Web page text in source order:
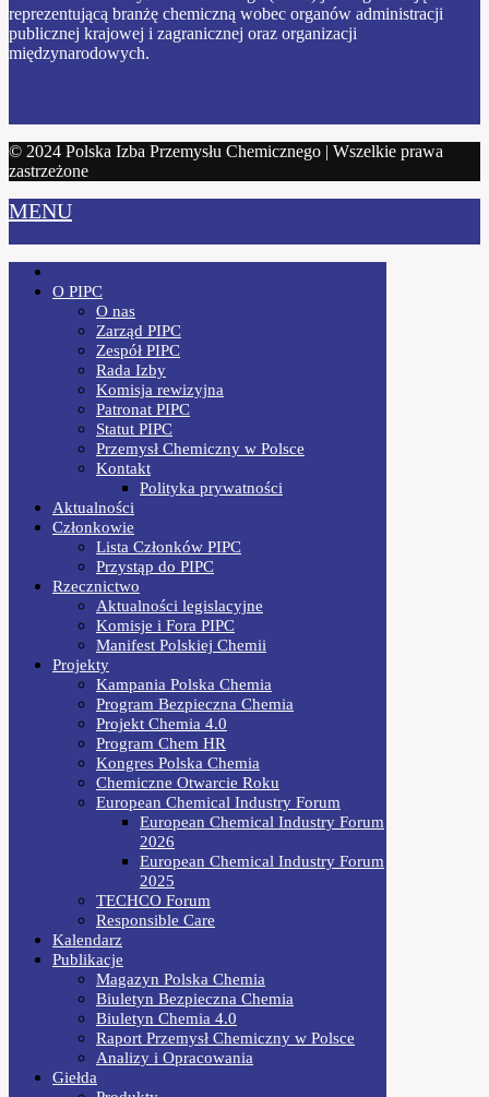
reprezentującą branżę chemiczną wobec organów administracji
publicznej krajowej i zagranicznej oraz organizacji
międzynarodowych.
© 2024 Polska Izba Przemysłu Chemicznego | Wszelkie prawa
zastrzeżone
MENU
O PIPC
O nas
Zarząd PIPC
Zespół PIPC
Rada Izby
Komisja rewizyjna
Patronat PIPC
Statut PIPC
Przemysł Chemiczny w Polsce
Kontakt
Polityka prywatności
Aktualności
Członkowie
Lista Członków PIPC
Przystąp do PIPC
Rzecznictwo
Aktualności legislacyjne
Komisje i Fora PIPC
Manifest Polskiej Chemii
Projekty
Kampania Polska Chemia
Program Bezpieczna Chemia
Projekt Chemia 4.0
Program Chem HR
Kongres Polska Chemia
Chemiczne Otwarcie Roku
European Chemical Industry Forum
European Chemical Industry Forum
2026
European Chemical Industry Forum
2025
TECHCO Forum
Responsible Care
Kalendarz
Publikacje
Magazyn Polska Chemia
Biuletyn Bezpieczna Chemia
Biuletyn Chemia 4.0
Raport Przemysł Chemiczny w Polsce
Analizy i Opracowania
Giełda